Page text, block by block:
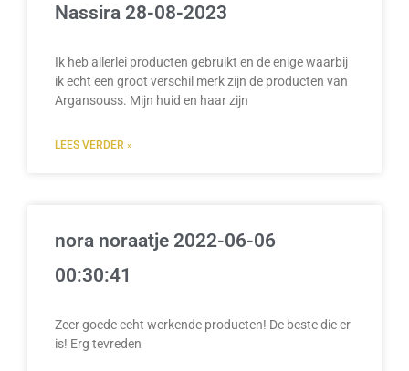
Nassira 28-08-2023
Ik heb allerlei producten gebruikt en de enige waarbij
ik echt een groot verschil merk zijn de producten van
Argansouss. Mijn huid en haar zijn
LEES VERDER »
nora noraatje 2022-06-06
00:30:41
Zeer goede echt werkende producten! De beste die er
is! Erg tevreden